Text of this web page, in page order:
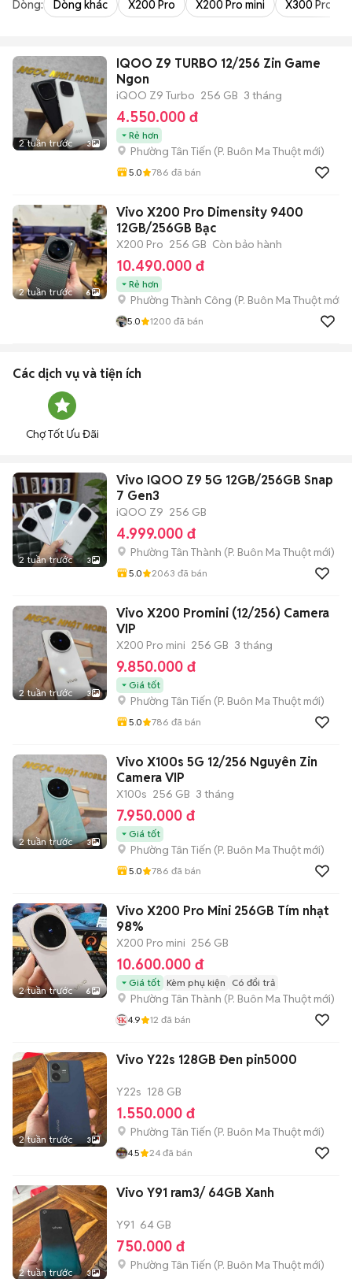
Dòng: Dòng khác X200 Pro X200 Pro mini X300 Pro
2 tuần trước 3
IQOO Z9 TURBO 12/256 Zin Game
Ngon
iQOO Z9 Turbo 256 GB 3 tháng
4.550.000 đ
Rẻ hơn
Phường Tân Tiến (P. Buôn Ma Thuột mới)
5.0 786 đã bán
2 tuần trước 6
Vivo X200 Pro Dimensity 9400
12GB/256GB Bạc
X200 Pro 256 GB Còn bảo hành
10.490.000 đ
Rẻ hơn
Phường Thành Công (P. Buôn Ma Thuột mới)
5.0 1200 đã bán
Các dịch vụ và tiện ích
Chợ Tốt Ưu Đãi
2 tuần trước 3
Vivo IQOO Z9 5G 12GB/256GB Snap
7 Gen3
iQOO Z9 256 GB
4.999.000 đ
Phường Tân Thành (P. Buôn Ma Thuột mới)
5.0 2063 đã bán
2 tuần trước 3
Vivo X200 Promini (12/256) Camera
VIP
X200 Pro mini 256 GB 3 tháng
9.850.000 đ
Giá tốt
Phường Tân Tiến (P. Buôn Ma Thuột mới)
5.0 786 đã bán
2 tuần trước 3
Vivo X100s 5G 12/256 Nguyên Zin
Camera VIP
X100s 256 GB 3 tháng
7.950.000 đ
Giá tốt
Phường Tân Tiến (P. Buôn Ma Thuột mới)
5.0 786 đã bán
2 tuần trước 6
Vivo X200 Pro Mini 256GB Tím nhạt
98%
X200 Pro mini 256 GB
10.600.000 đ
Giá tốt Kèm phụ kiện Có đổi trả
Phường Tân Thành (P. Buôn Ma Thuột mới)
4.9 12 đã bán
2 tuần trước 3
Vivo Y22s 128GB Đen pin5000
Y22s 128 GB
1.550.000 đ
Phường Tân Tiến (P. Buôn Ma Thuột mới)
4.5 24 đã bán
2 tuần trước 3
Vivo Y91 ram3/ 64GB Xanh
Y91 64 GB
750.000 đ
Phường Tân Tiến (P. Buôn Ma Thuột mới)